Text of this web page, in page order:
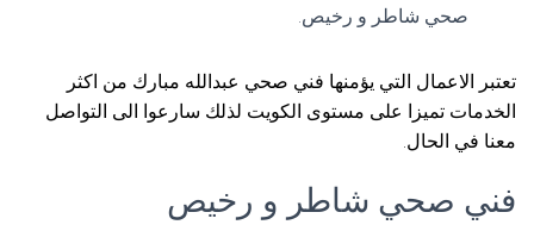
صحي شاطر و رخيص.
تعتبر الاعمال التي يؤمنها فني صحي عبدالله مبارك من اكثر
الخدمات تميزا على مستوى الكويت لذلك سارعوا الى التواصل
معنا في الحال.
فني صحي شاطر و رخيص